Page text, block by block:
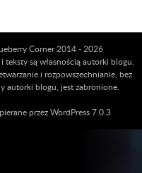
Corner 2014 - 2026
teksty są własnością autorki blogu.
i rozpowszechnianie, bez
autorki blogu, jest zabronione.
przez WordPress 7.0.3